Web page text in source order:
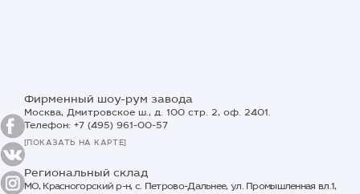
Фирменный шоу-рум завода
Москва, Дмитровское ш., д. 100 стр. 2, оф. 2401.
Телефон: +7 (495) 961-00-57
[ПОКАЗАТЬ НА КАРТЕ]
Региональный склад
МО, Красногорский р-н, с. Петрово-Дальнее, ул. Промышленная вл.1,